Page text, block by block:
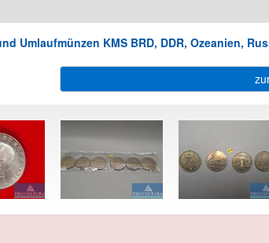
Umlaufmünzen KMS BRD, DDR, Ozeanien,